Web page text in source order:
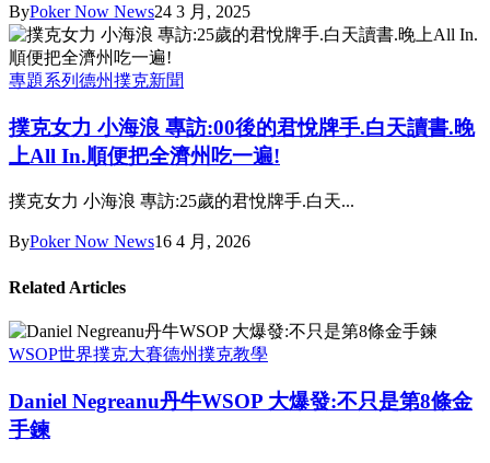
ByPoker Now News24 3 月, 2025
專題系列 德州撲克新聞
撲克女力 小海浪 專訪:00後的君悅牌手.白天讀書.晚
上All In.順便把全濟州吃一遍!
撲克女力 小海浪 專訪:25歲的君悅牌手.白天...
ByPoker Now News16 4 月, 2026
Related Articles
WSOP世界撲克大賽德州撲克教學
Daniel Negreanu丹牛WSOP 大爆發:不只是第8條金
手鍊